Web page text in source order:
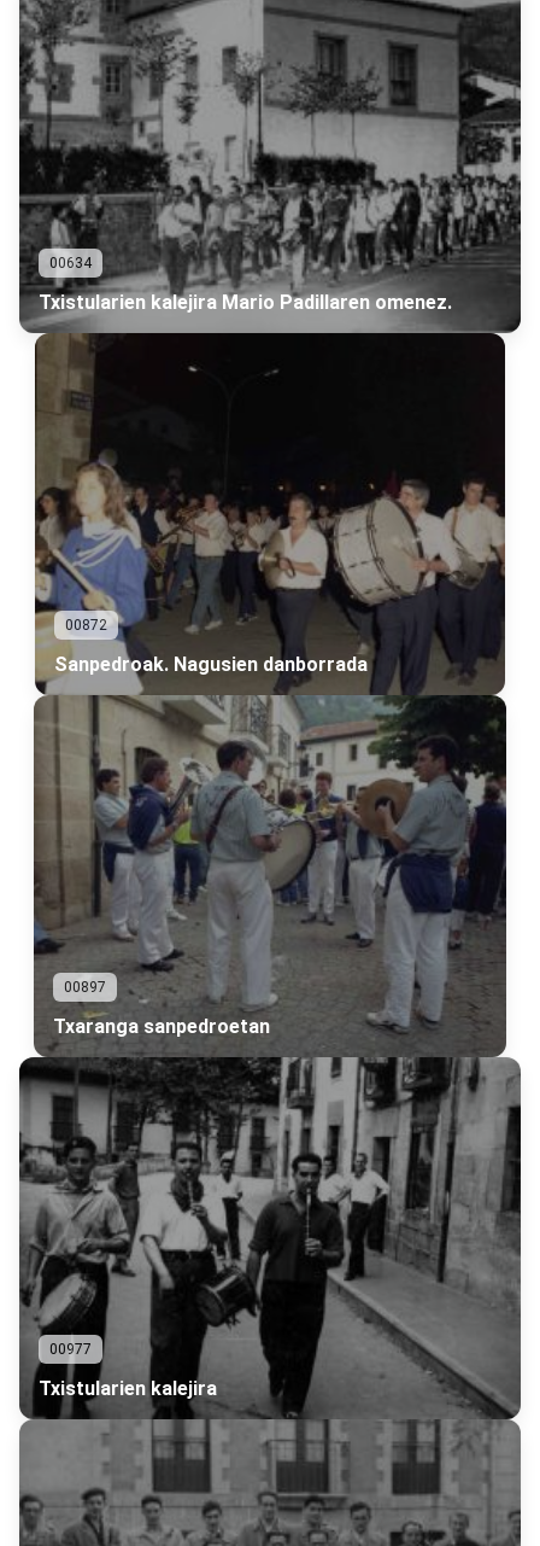
00634
Txistularien kalejira Mario Padillaren omenez.
00872
Sanpedroak. Nagusien danborrada
00897
Txaranga sanpedroetan
00977
Txistularien kalejira